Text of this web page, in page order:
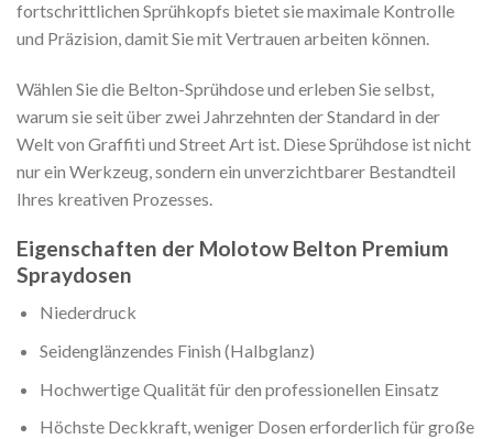
fortschrittlichen Sprühkopfs bietet sie maximale Kontrolle
und Präzision, damit Sie mit Vertrauen arbeiten können.
Wählen Sie die Belton-Sprühdose und erleben Sie selbst,
warum sie seit über zwei Jahrzehnten der Standard in der
Welt von Graffiti und Street Art ist. Diese Sprühdose ist nicht
nur ein Werkzeug, sondern ein unverzichtbarer Bestandteil
Ihres kreativen Prozesses.
Eigenschaften der Molotow Belton Premium
Spraydosen
Niederdruck
Seidenglänzendes Finish (Halbglanz)
Hochwertige Qualität für den professionellen Einsatz
Höchste Deckkraft, weniger Dosen erforderlich für große